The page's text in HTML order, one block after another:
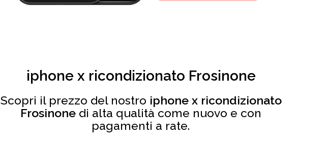
iphone x ricondizionato Frosinone
Scopri il prezzo del nostro iphone x ricondizionato
Frosinone di alta qualità come nuovo e con
pagamenti a rate.